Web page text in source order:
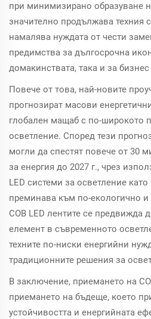
при минимизирано образуване
значително продължава техния
намалява нуждата от чести
предимства за дългосрочна
домакинствата, така и за
Повече от това, най-новите
прогнозират масови
глобален мащаб с по-широкото
осветление. Според тези
могли да спестят повече от 30
за енергия до 2027 г., чрез
LED системи за осветление като
преминава към по-екологично и
COB LED лентите се предвижда
елемент в съвременното
техните по-ниски енергийни
традиционните решения за
В заключение, приемането на
приемането на бъдеще, което
устойчивостта и енергийната